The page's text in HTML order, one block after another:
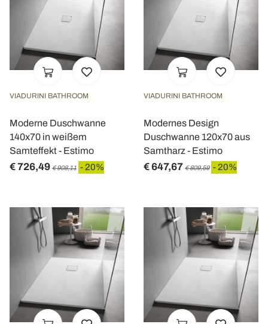
VIADURINI BATHROOM
Moderne Duschwanne
140x70 in weißem
Samteffekt - Estimo
€ 726,49 € 908,11 - 20%
VIADURINI BATHROOM
Modernes Design
Duschwanne 120x70 aus
Samtharz - Estimo
€ 647,67 € 809,59 - 20%